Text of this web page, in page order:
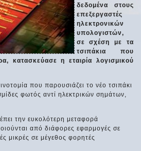
δεδομένα στους
επεξεργαστές
ηλεκτρονικών
υπολογιστών,
σε σχέση με τα
τσιπάκια που
κατασκεύασε η εταιρία λογισμικού
που παρουσιάζει το νέο τσιπάκι
φωτός αντί ηλεκτρικών σημάτων,
την ευκολότερη μεταφορά
από διάφορες εφαρμογές σε
μικρές σε μέγεθος φορητές